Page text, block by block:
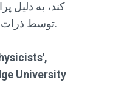
کند، به دلیل
توسط ذرات غبار، قرمزتر می شود.
University